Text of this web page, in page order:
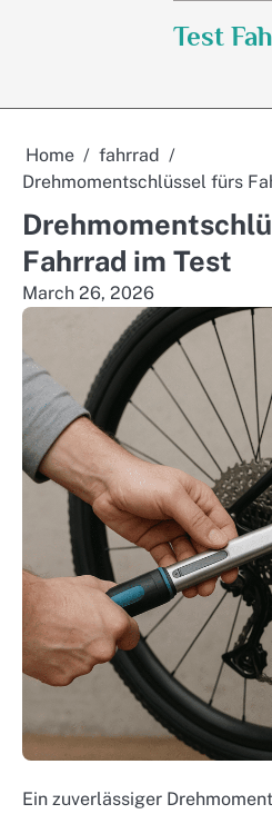
Test
Home
fahrrad
Drehmomentschlüssel fürs
Fahrrad im Test
March 26, 2026
Ein zuverlässiger